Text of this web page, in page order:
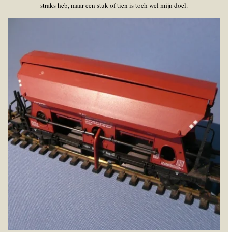
straks heb, maar een stuk of tien is toch wel mijn doel.